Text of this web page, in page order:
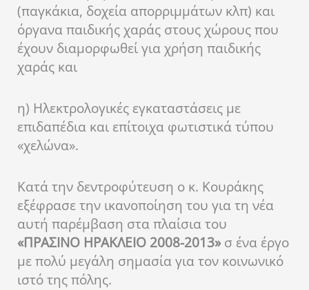
(παγκάκια, δοχεία απορριμμάτων κλπ) και
όργανα παιδικής χαράς στους χώρους που
έχουν διαμορφωθεί για χρήση παιδικής
χαράς και
η) Ηλεκτρολογικές εγκαταστάσεις με
επιδαπέδια και επίτοιχα φωτιστικά τύπου
«χελώνα».
Κατά την δεντροφύτευση ο κ. Κουράκης
εξέφρασε την ικανοποίηση του για τη νέα
αυτή παρέμβαση στα πλαίσια του
«ΠΡΑΣΙΝΟ ΗΡΑΚΛΕΙΟ 2008-2013»σ ένα έργο
με πολύ μεγάλη σημασία για τον κοινωνικό
ιστό της πόλης.